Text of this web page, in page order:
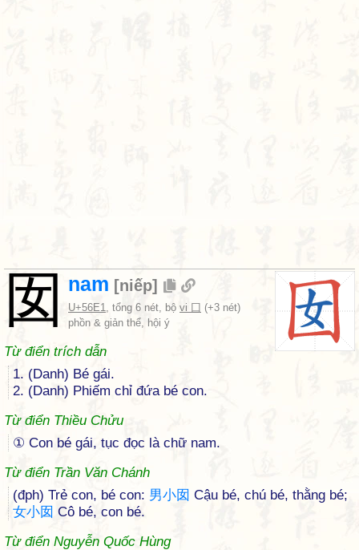
囡 nam [niếp]
U+56E1, tổng 6 nét, bộ vi 囗 (+3 nét)
phồn & giản thể, hội ý
Từ điển trích dẫn
1. (Danh) Bé gái.
2. (Danh) Phiếm chỉ đứa bé con.
Từ điển Thiều Chửu
① Con bé gái, tục đọc là chữ nam.
Từ điển Trần Văn Chánh
(đph) Trẻ con, bé con: 男小囡 Cậu bé, chú bé, thằng bé;
女小囡 Cô bé, con bé.
Từ điển Nguyễn Quốc Hùng